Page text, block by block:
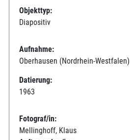
Objekttyp:
Diapositiv
Aufnahme:
Oberhausen (Nordrhein-Westfalen)
Datierung:
1963
Fotograf/in:
Mellinghoff, Klaus